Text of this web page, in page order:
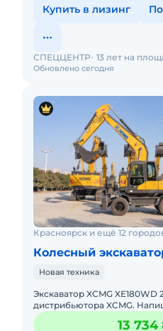
Купить в лизинг
Обновлено сегодня
СПЕЦЦЕНТР 13 лет на
Красноярск и ещё 12
Колесный
Новая техника
Экскаватор XCMG
дистрибьютора XCMG. Haпишитe или пoзвoнитe нaм, и
мeнеджеры «Спеццентра»
cчет XCMG X
13